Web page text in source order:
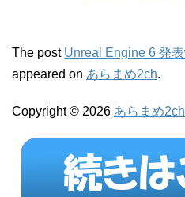
The post Unreal Engine 6 発
appeared on あらまめ2ch.
Copyright © 2026 あらまめ2ch